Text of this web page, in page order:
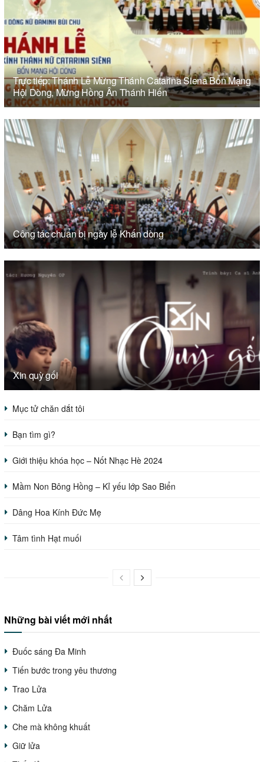
Trực tiếp: Thánh Lễ Mừng Thánh Catarina Siena Bổn Mạng
Hội Dòng, Mừng Hồng Ân Thánh Hiến
Công tác chuẩn bị ngày lễ Khấn dòng
Xin quỳ gối
Mục tử chăn dắt tôi
Bạn tìm gì?
Giới thiệu khóa học – Nốt Nhạc Hè 2024
Mầm Non Bông Hồng – Kỉ yếu lớp Sao Biển
Dâng Hoa Kính Đức Mẹ
Tâm tình Hạt muối
Những bài viết mới nhất
Đuốc sáng Đa Minh
Tiến bước trong yêu thương
Trao Lửa
Chăm Lửa
Che mà không khuất
Giữ lửa